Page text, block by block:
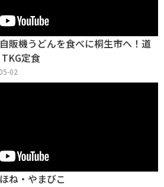
販機うどんを食べに桐生市へ！道
定食
02
ね・やまびこ